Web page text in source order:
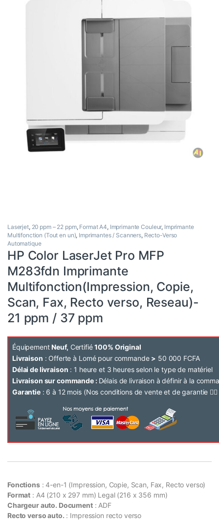
Laserjet, 20 ppm – 22 ppm, Format A4, Imprimante Couleur, Imprimante
Multifonction (Tout en un), Imprimantes / Scanners, Recto-Verso
Automatique
HP Color LaserJet Pro MFP
M283fdn Imprimante
Multifonction(Impression, Copie,
Scan, Fax, Recto verso, Reseau)-
21 ppm / 37 ppm
Équipement Neuf, Certifié100% Original
Livraison : Offerte à Lomé pour commande > 50 000 FCFA
Délai de livraison : 1 heure et 3 heures selon le type de matériel
Livraison sur commande : Délais de livraison à définir à la
Garantie: 6 à 12 mois (Nos conditions de vente et de garantie 👉🏽
Fonctions: 4-en-1 (Impression, Copie, Scan, Fax, Recto verso)
Format : A4 (210 x 297 mm) Legal (216 x 356 mm)
Chargeur auto. Document: ADF
Recto verso auto. : Impression recto verso